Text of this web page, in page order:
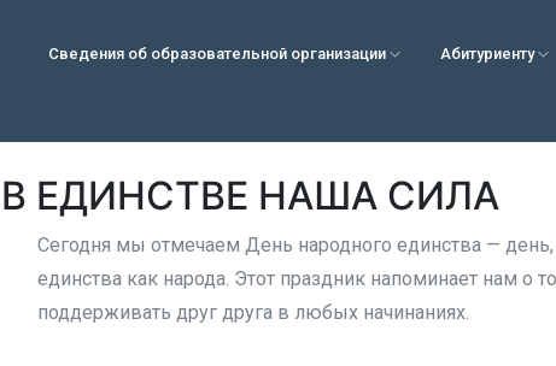
Сведения об образовательной организации Абитуриенту
В ЕДИНСТВЕ НАША СИЛА
Сегодня мы отмечаем День народного единства —
единства как народа. Этот праздник напоминает нам о
поддерживать друг друга в любых начинаниях.